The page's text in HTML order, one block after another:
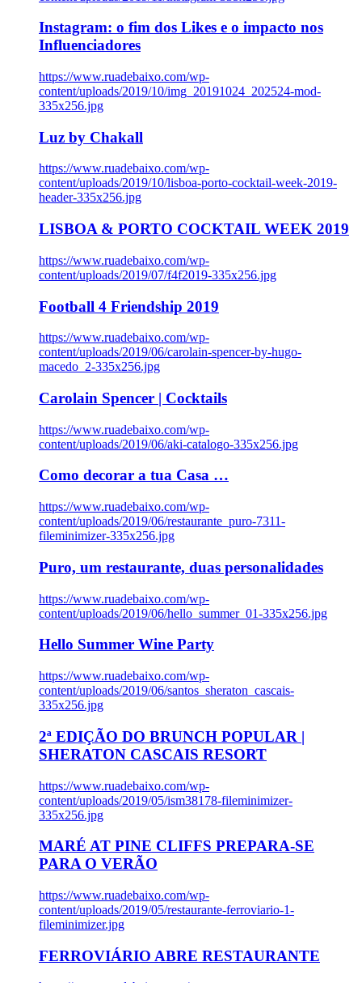
Instagram: o fim dos Likes e o impacto nos
Influenciadores
https://www.ruadebaixo.com/wp-
content/uploads/2019/10/img_20191024_202524-mod-
335x256.jpg
Luz by Chakall
https://www.ruadebaixo.com/wp-
content/uploads/2019/10/lisboa-porto-cocktail-week-2019-
header-335x256.jpg
LISBOA & PORTO COCKTAIL WEEK 2019
https://www.ruadebaixo.com/wp-
content/uploads/2019/07/f4f2019-335x256.jpg
Football 4 Friendship 2019
https://www.ruadebaixo.com/wp-
content/uploads/2019/06/carolain-spencer-by-hugo-
macedo_2-335x256.jpg
Carolain Spencer | Cocktails
https://www.ruadebaixo.com/wp-
content/uploads/2019/06/aki-catalogo-335x256.jpg
Como decorar a tua Casa …
https://www.ruadebaixo.com/wp-
content/uploads/2019/06/restaurante_puro-7311-
fileminimizer-335x256.jpg
Puro, um restaurante, duas personalidades
https://www.ruadebaixo.com/wp-
content/uploads/2019/06/hello_summer_01-335x256.jpg
Hello Summer Wine Party
https://www.ruadebaixo.com/wp-
content/uploads/2019/06/santos_sheraton_cascais-
335x256.jpg
2ª EDIÇÃO DO BRUNCH POPULAR |
SHERATON CASCAIS RESORT
https://www.ruadebaixo.com/wp-
content/uploads/2019/05/ism38178-fileminimizer-
335x256.jpg
MARÉ AT PINE CLIFFS PREPARA-SE
PARA O VERÃO
https://www.ruadebaixo.com/wp-
content/uploads/2019/05/restaurante-ferroviario-1-
fileminimizer.jpg
FERROVIÁRIO ABRE RESTAURANTE